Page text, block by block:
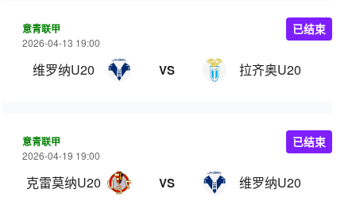
意青联甲
2026-04-13 19:00
维罗纳U20 VS 拉齐奥U20
已结束
意青联甲
2026-04-19 19:00
克雷莫纳U20 VS 维罗纳U20
已结束